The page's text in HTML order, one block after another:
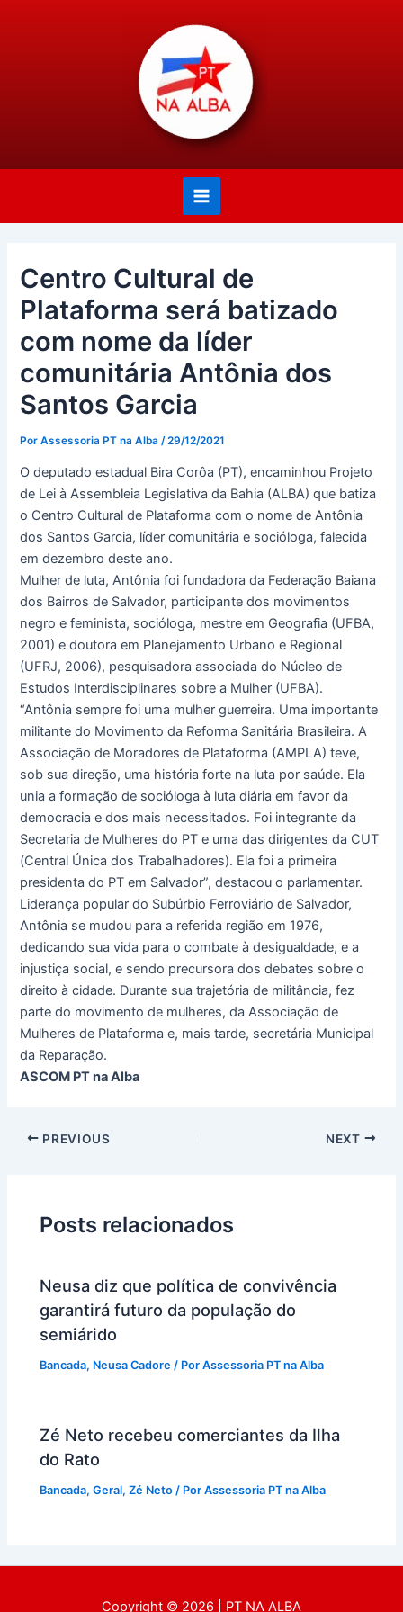
Menu
Centro Cultural de
Plataforma será batizado
com nome da líder
comunitária Antônia dos
Santos Garcia
PorAssessoria PT na Alba/29/12/2021
O deputado estadual Bira Corôa (PT), encaminhou Projeto
de Lei à Assembleia Legislativa da Bahia (ALBA) que batiza
o Centro Cultural de Plataforma com o nome de Antônia
dos Santos Garcia, líder comunitária e socióloga, falecida
em dezembro deste ano.
Mulher de luta, Antônia foi fundadora da Federação Baiana
dos Bairros de Salvador, participante dos movimentos
negro e feminista, socióloga, mestre em Geografia (UFBA,
2001) e doutora em Planejamento Urbano e Regional
(UFRJ, 2006), pesquisadora associada do Núcleo de
Estudos Interdisciplinares sobre a Mulher (UFBA).
“Antônia sempre foi uma mulher guerreira. Uma importante
militante do Movimento da Reforma Sanitária Brasileira. A
Associação de Moradores de Plataforma (AMPLA) teve,
sob sua direção, uma história forte na luta por saúde. Ela
unia a formação de socióloga à luta diária em favor da
democracia e dos mais necessitados. Foi integrante da
Secretaria de Mulheres do PT e uma das dirigentes da CUT
(Central Única dos Trabalhadores). Ela foi a primeira
presidenta do PT em Salvador”, destacou o parlamentar.
Liderança popular do Subúrbio Ferroviário de Salvador,
Antônia se mudou para a referida região em 1976,
dedicando sua vida para o combate à desigualdade, e a
injustiça social, e sendo precursora dos debates sobre o
direito à cidade. Durante sua trajetória de militância, fez
parte do movimento de mulheres, da Associação de
Mulheres de Plataforma e, mais tarde, secretária Municipal
da Reparação.
ASCOM PT na Alba
PREVIOUS NEXT
Posts relacionados
Neusa diz que política de convivência
garantirá futuro da população do
semiárido
Bancada, Neusa Cadore / PorAssessoria PT na Alba
Zé Neto recebeu comerciantes da Ilha
do Rato
Bancada,Geral,Zé Neto / PorAssessoria PT na Alba
Copyright © 2026 | PT NA ALBA